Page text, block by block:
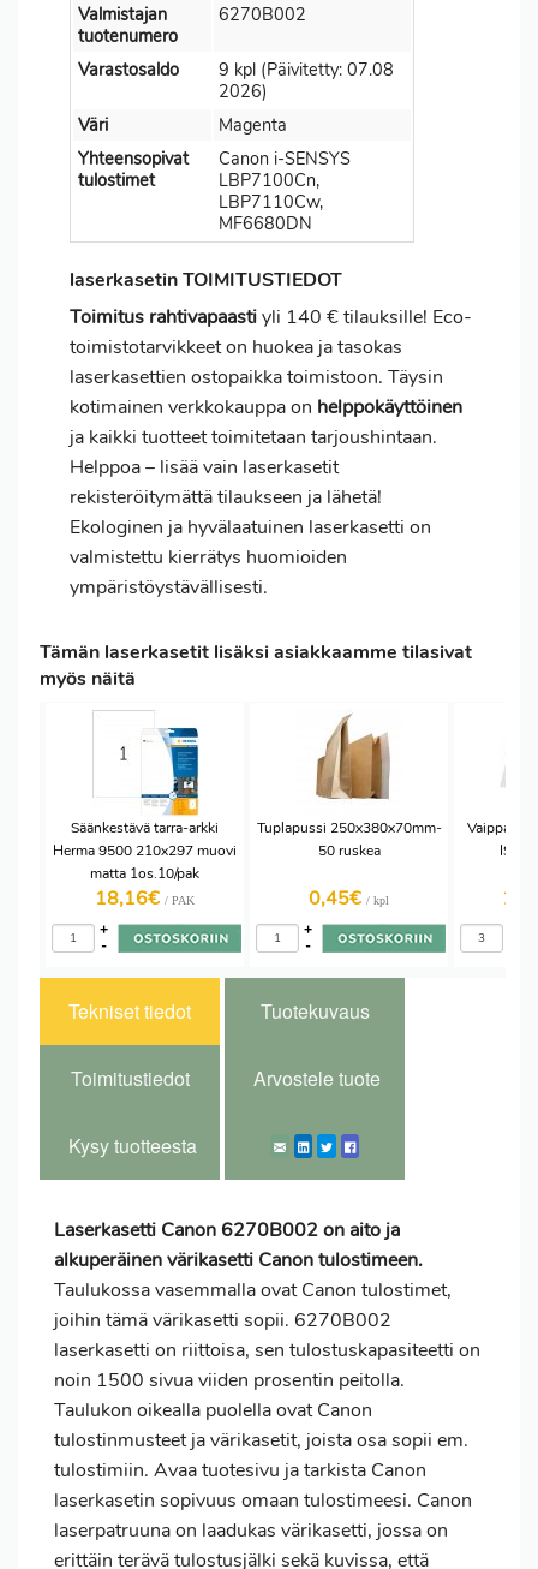
Valmistajan
tuotenumero
6270B002
Varastosaldo
9 kpl (Päivitetty: 07.08
2026)
Väri
Magenta
Yhteensopivat
tulostimet
Canon i-SENSYS
LBP7100Cn,
LBP7110Cw,
MF6680DN
laserkasetin TOIMITUSTIEDOT
Toimitus rahtivapaastiyli 140 € tilauksille! Eco-
toimistotarvikkeet on huokea ja tasokas
laserkasettien ostopaikka toimistoon. Täysin
kotimainen verkkokauppa on helppokäyttöinen
ja kaikki tuotteet toimitetaan tarjoushintaan.
Helppoa – lisää vain laserkasetit
rekisteröitymättä tilaukseen ja lähetä!
Ekologinen ja hyvälaatuinen laserkasetti on
valmistettu kierrätys huomioiden
ympäristöystävällisesti.
Tämän laserkasetit lisäksi asiakkaamme tilasivat
myös näitä
Säänkestävä tarra-arkki
Herma 9500 210x297 muovi
matta 1os.10/pak
18,16€ / PAK
-
+
Tuplapussi 250x380x70mm-
50 ruskea
0,45€ / kpl
-
+
ISO
Tekniset tiedot Tuotekuvaus
Toimitustiedot Arvostele tuote
Kysy tuotteesta
Laserkasetti Canon 6270B002 on aito ja
alkuperäinen värikasetti Canon tulostimeen.
Taulukossa vasemmalla ovat Canon tulostimet,
joihin tämä värikasetti sopii. 6270B002
laserkasetti on riittoisa, sen tulostuskapasiteetti on
noin 1500 sivua viiden prosentin peitolla.
Taulukon oikealla puolella ovat Canon
tulostinmusteet ja värikasetit, joista osa sopii em.
tulostimiin. Avaa tuotesivu ja tarkista Canon
laserkasetin sopivuus omaan tulostimeesi. Canon
laserpatruuna on laadukas värikasetti, jossa on
erittäin terävä tulostusjälki sekä kuvissa, että